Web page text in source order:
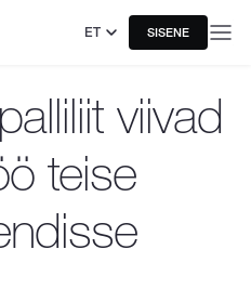
ET SISENE
viivad
teise